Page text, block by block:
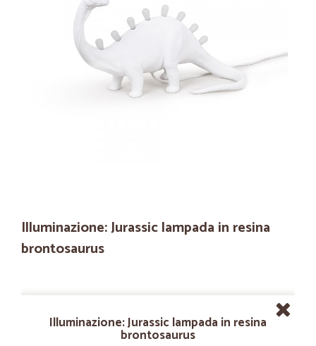
Illuminazione: Jurassic lampada in resina
brontosaurus
Illuminazione: Jurassic lampada in resina
brontosaurus